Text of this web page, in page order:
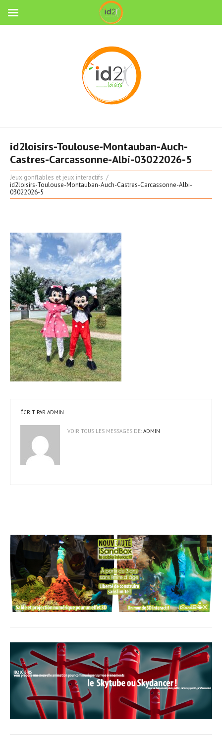
id2loisirs-Toulouse-Montauban-Auch-
Castres-Carcassonne-Albi-03022026-5
Jeux gonflables et jeux interactifs
id2loisirs-Toulouse-Montauban-Auch-Castres-Carcassonne-Albi-
03022026-5
ÉCRIT PAR ADMIN
VOIR TOUS LES MESSAGES DE: ADMIN